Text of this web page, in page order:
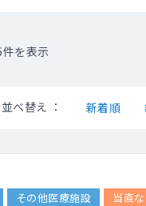
を表示
並べ替え ： 新着順
その他医療施設 当直